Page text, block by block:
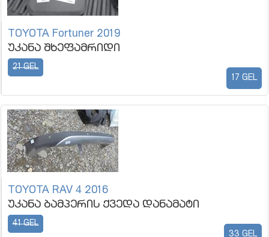
TOYOTA Fortuner 2019
უკანა შხეფამრიდი
21 GEL
17 GEL
TOYOTA RAV 4 2016
უკანა ბამპერის ქვედა დანამატი
41 GEL
33 GEL